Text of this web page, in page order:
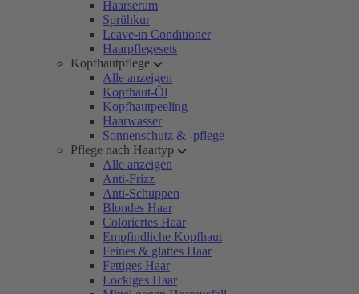
Haarserum
Sprühkur
Leave-in Conditioner
Haarpflegesets
Kopfhautpflege
Alle anzeigen
Kopfhaut-Öl
Kopfhautpeeling
Haarwasser
Sonnenschutz & -pflege
Pflege nach Haartyp
Alle anzeigen
Anti-Frizz
Anti-Schuppen
Blondes Haar
Coloriertes Haar
Empfindliche Kopfhaut
Feines & glattes Haar
Fettiges Haar
Lockiges Haar